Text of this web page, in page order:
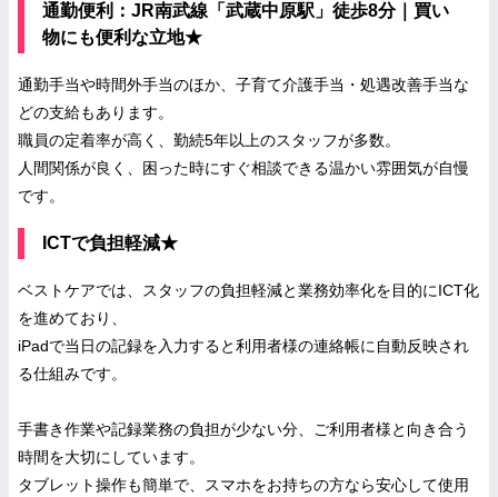
通勤便利：JR南武線「武蔵中原駅」徒歩8分｜買い
物にも便利な立地★
通勤手当や時間外手当のほか、子育て介護手当・処遇改善手当な
どの支給もあります。
職員の定着率が高く、勤続5年以上のスタッフが多数。
人間関係が良く、困った時にすぐ相談できる温かい雰囲気が自慢
です。
ICTで負担軽減★
ベストケアでは、スタッフの負担軽減と業務効率化を目的にICT化
を進めており、
iPadで当日の記録を入力すると利用者様の連絡帳に自動反映され
る仕組みです。
手書き作業や記録業務の負担が少ない分、ご利用者様と向き合う
時間を大切にしています。
タブレット操作も簡単で、スマホをお持ちの方なら安心して使用